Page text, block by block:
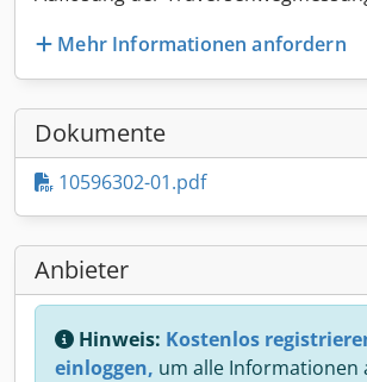
Mehr Informationen anfordern
Dokumente
10596302-01.pdf
Anbieter
Hinweis: Kostenlos
einloggen, um alle Informationen